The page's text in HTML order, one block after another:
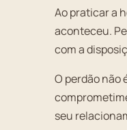
Ao praticar a
aconteceu.
com a
O perdão não
seu